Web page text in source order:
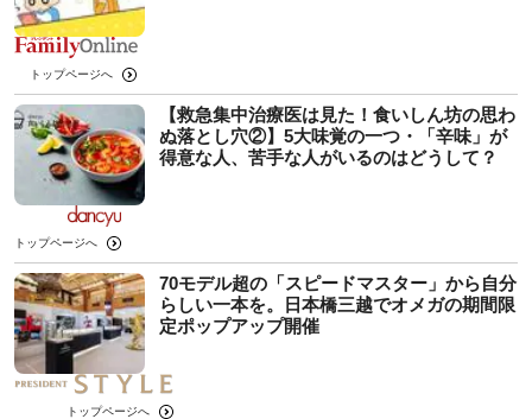
トップページへ
【救急集中治療医は見た！食いしん坊の思わ
ぬ落とし穴②】5大味覚の一つ・「辛味」が
得意な人、苦手な人がいるのはどうして？
トップページへ
70モデル超の「スピードマスター」から自分
らしい一本を。日本橋三越でオメガの期間限
定ポップアップ開催
トップページへ